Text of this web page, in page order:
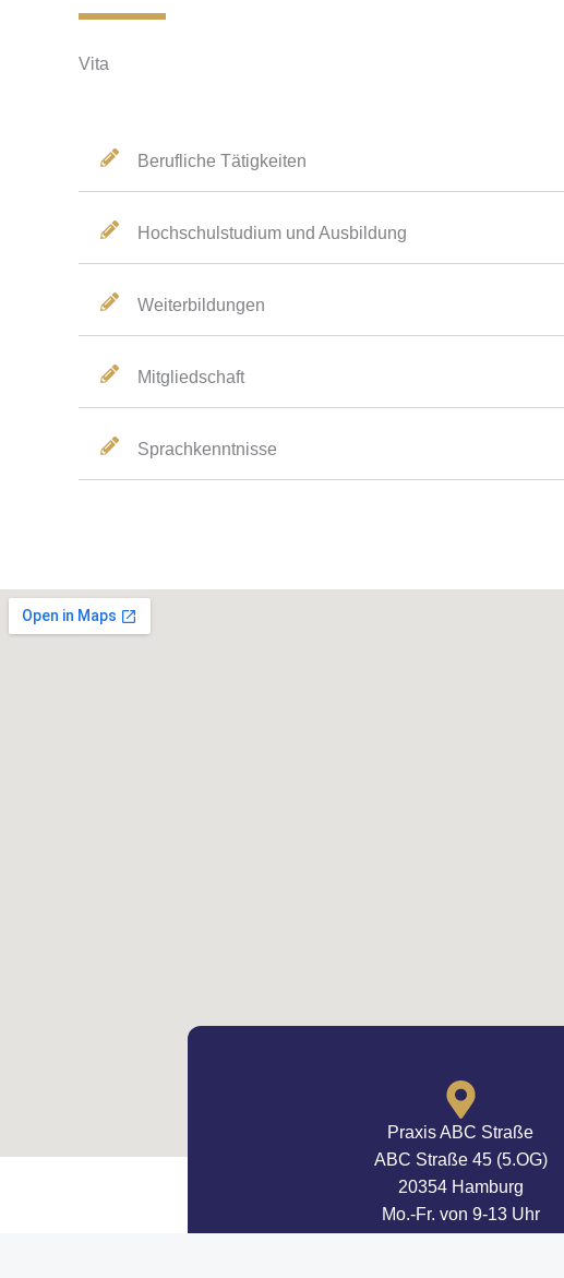
Vita
Berufliche Tätigkeiten
Hochschulstudium und Ausbildung
Weiterbildungen
Mitgliedschaft
Sprachkenntnisse
Praxis ABC Straße
ABC Straße 45 (5.OG)
20354 Hamburg
Mo.-Fr. von 9-13 Uhr